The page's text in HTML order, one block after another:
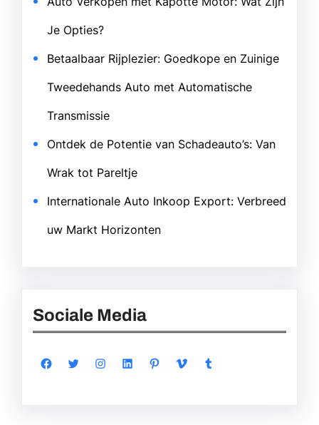
Je Opties?
Betaalbaar Rijplezier: Goedkope en Zuinige
Tweedehands Auto met Automatische
Transmissie
Ontdek de Potentie van Schadeauto’s: Van
Wrak tot Pareltje
Internationale Auto Inkoop Export: Verbreed
uw Markt Horizonten
Sociale Media
Facebook Twitter Instagram LinkedIn Pinterest Vimeo Tumblr